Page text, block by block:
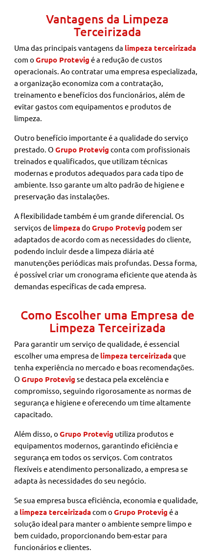
Vantagens da Limpeza
Terceirizada
Uma das principais vantagens da limpeza terceirizada
com oGrupo Protevig é a redução de custos
operacionais. Ao contratar uma empresa especializada,
a organização economiza com a contratação,
treinamento e benefícios dos funcionários, além de
evitar gastos com equipamentos e produtos de
limpeza.
Outro benefício importante é a qualidade do serviço
prestado. O Grupo Protevig conta com profissionais
treinados e qualificados, que utilizam técnicas
modernas e produtos adequados para cada tipo de
ambiente. Isso garante um alto padrão de higiene e
preservação das instalações.
A flexibilidade também é um grande diferencial. Os
serviços de limpezadoGrupo Protevig podem ser
adaptados de acordo com as necessidades do cliente,
podendo incluir desde a limpeza diária até
manutenções periódicas mais profundas. Dessa forma,
é possível criar um cronograma eficiente que atenda às
demandas específicas de cada empresa.
Como Escolher uma Empresa de
Limpeza Terceirizada
Para garantir um serviço de qualidade, é essencial
escolher uma empresa de limpeza terceirizadaque
tenha experiência no mercado e boas recomendações.
OGrupo Protevig se destaca pela excelência e
compromisso, seguindo rigorosamente as normas de
segurança e higiene e oferecendo um time altamente
capacitado.
Além disso, o Grupo Protevig utiliza produtos e
equipamentos modernos, garantindo eficiência e
segurança em todos os serviços. Com contratos
flexíveis e atendimento personalizado, a empresa se
adapta às necessidades do seu negócio.
Se sua empresa busca eficiência, economia e qualidade,
a limpeza terceirizadacom oGrupo Protevig é a
solução ideal para manter o ambiente sempre limpo e
bem cuidado, proporcionando bem-estar para
funcionários e clientes.